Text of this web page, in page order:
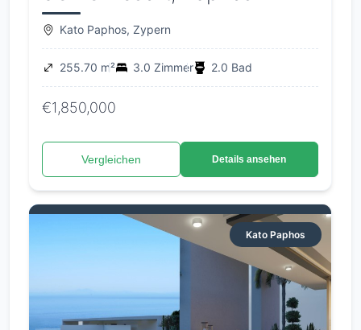
Kato Paphos, Zypern
255.70 m² 3.0 Zimmer 2.0 Bad
€1,850,000
Vergleichen Details ansehen
Kato Paphos